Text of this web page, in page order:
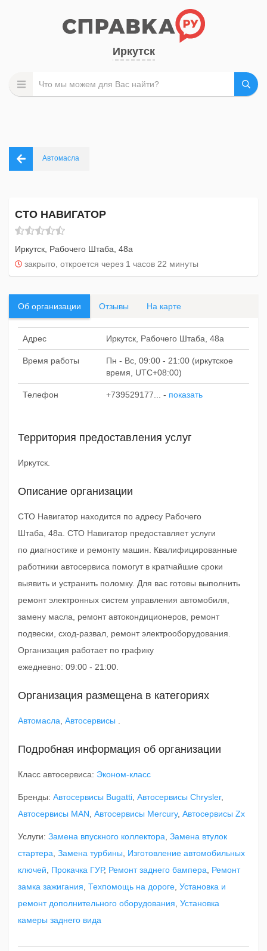
Иркутск
Автомасла
СТО НАВИГАТОР
Иркутск, Рабочего Штаба, 48а
закрыто, откроется через 1 часов 22 минуты
Об организации Отзывы На карте
Адрес Иркутск, Рабочего Штаба, 48а
Время работы
Пн - Вс, 09:00 - 21:00 (иркутское
время, UTC+08:00)
Телефон +739529177... - показать
Территория предоставления услуг
Иркутск.
Описание организации
СТО Навигатор находится по адресу Рабочего
Штаба, 48а. СТО Навигатор предоставляет услуги
по диагностике и ремонту машин. Квалифицированные
работники автосервиса помогут в кратчайшие сроки
выявить и устранить поломку. Для вас готовы выполнить
ремонт электронных систем управления автомобиля,
замену масла, ремонт автокондиционеров, ремонт
подвески, сход-развал, ремонт электрооборудования.
Организация работает по графику
ежедневно: 09:00 - 21:00.
Организация размещена в категориях
Автомасла Автосервисы
Подробная информация об организации
Класс автосервиса: Эконом-класс
Бренды: Автосервисы Bugatti Автосервисы Chrysler,
Автосервисы MAN Автосервисы Mercury, Автосервисы Zx
Услуги: Замена впускного коллектора Замена втулок
стартера Замена турбины
Изготовление автомобильных
ключей
Прокачка ГУР, Ремонт заднего бампера
Ремонт
замка зажигания Техпомощь на дороге Установка и
ремонт дополнительного оборудования Установка
камеры заднего вида